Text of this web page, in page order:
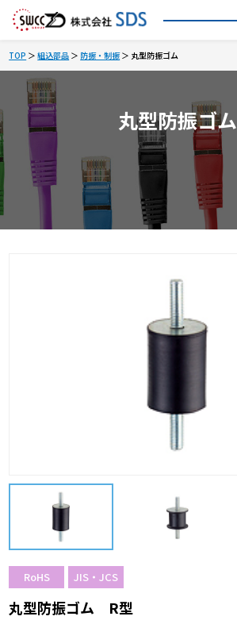
TOP ＞組込部品 ＞ 防振・制振＞ 丸型防振ゴム
丸型防振ゴム
RoHS JIS・JCS
丸型防振ゴム R型